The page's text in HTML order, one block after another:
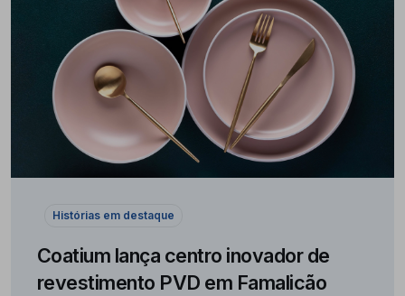
Histórias em destaque
Coatium lança centro inovador de
revestimento PVD em Famalicão